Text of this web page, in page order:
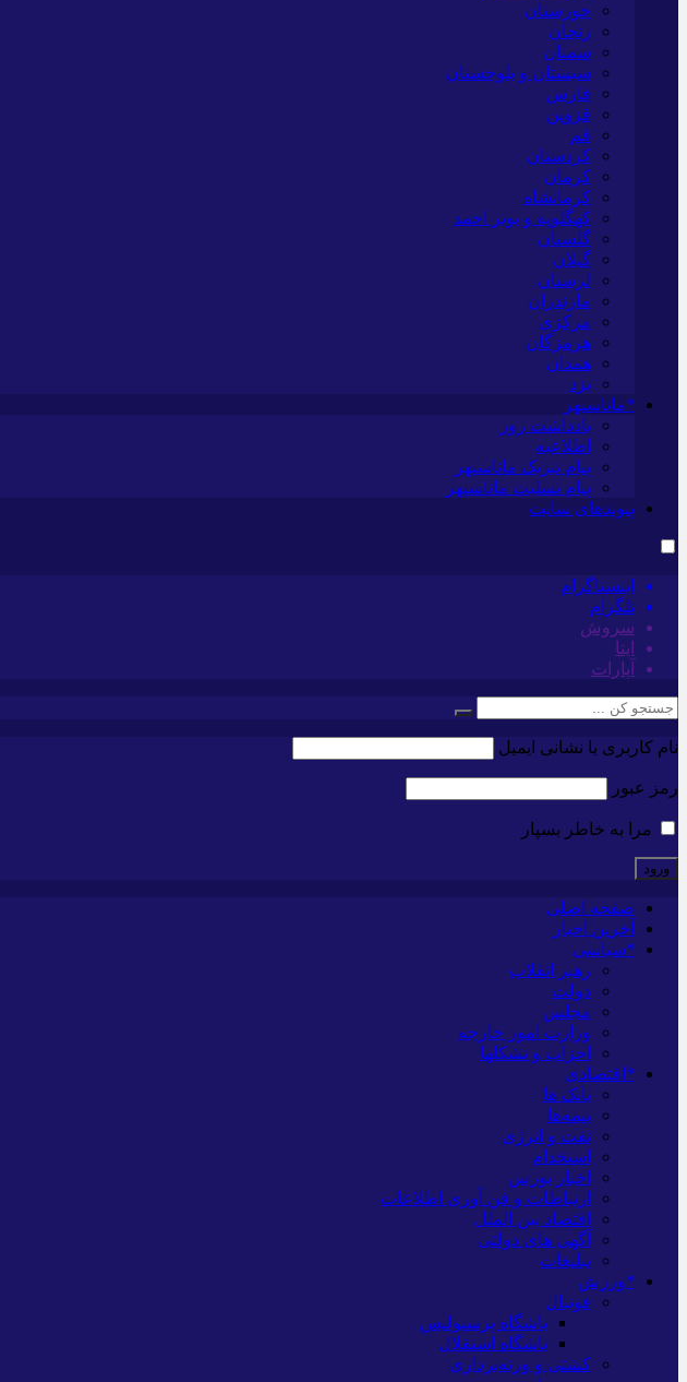
خوزستان
زنجان
سمنان
سیستان و بلوچستان
فارس
قزوین
قم
کردستان
کرمان
کرمانشاه
کهگلویه و بویر احمد
گلستان
گیلان
لرستان
مازندران
مرکزی
هرمزگان
همدان
یزد
*ماناسپهر
یادداشت روز
اطلاعیه
پیام تبریک ماناسپهر
پیام تسلیت ماناسپهر
پیوندهای سایت
اینستاگرام
تلگرام
سروش
ایتا
آپارات
نام کاربری یا نشانی ایمیل
رمز عبور
مرا به خاطر بسپار
صفحه اصلی
آخرین اخبار
*سیاسی
رهبر انقلاب
دولت
مجلس
وزارت امور خارجه
احزاب و تشکلها
*اقتصادی
بانک ها
بیمه‌ها
نفت و انرژی
استخدام
اخبار بورس
ارتباطات و فن آوری اطلاعات
اقتصاد بین الملل
آگهی های دولتی
تبلیغات
*ورزش
فوتبال
باشگاه پرسپولیس
باشگاه استقلال
کشتی و وزنه‌برداری